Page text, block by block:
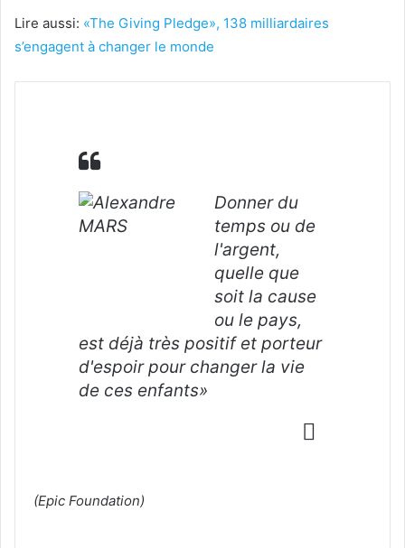
Lire aussi: «The Giving Pledge», 138 milliardaires
s’engagent à changer le monde
Donner du
temps ou de
l'argent,
quelle que
soit la cause
ou le pays,
est déjà très positif et porteur
d'espoir pour changer la vie
de ces enfants»
(Epic Foundation)